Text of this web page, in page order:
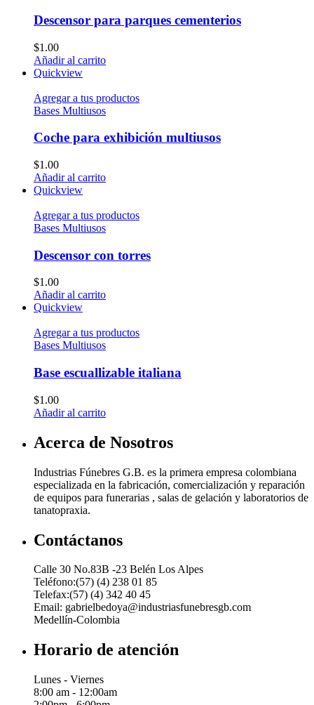
Descensor para parques cementerios
$1.00
Añadir al carrito
Quickview
Agregar a tus productos
Bases Multiusos
Coche para exhibición multiusos
$1.00
Añadir al carrito
Quickview
Agregar a tus productos
Bases Multiusos
Descensor con torres
$1.00
Añadir al carrito
Quickview
Agregar a tus productos
Bases Multiusos
Base escuallizable italiana
$1.00
Añadir al carrito
Acerca de Nosotros
Industrias Fúnebres G.B. es la primera empresa colombiana
especializada en la fabricación, comercialización y reparación
de equipos para funerarias , salas de gelación y laboratorios de
tanatopraxia.
Contáctanos
Calle 30 No.83B -23 Belén Los Alpes
Teléfono:(57) (4) 238 01 85
Telefax:(57) (4) 342 40 45
Email: gabrielbedoya@industriasfunebresgb.com
Medellín-Colombia
Horario de atención
Lunes - Viernes
8:00 am - 12:00am